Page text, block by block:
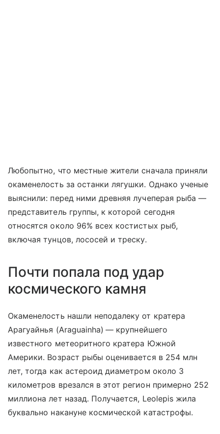
Любопытно, что местные жители сначала приняли
окаменелость за останки лягушки. Однако ученые
выяснили: перед ними древняя лучеперая рыба —
представитель группы, к которой сегодня
относятся около 96% всех костистых рыб,
включая тунцов, лососей и треску.
Почти попала под удар
космического камня
Окаменелость нашли неподалеку от кратера
Арагуайнья (Araguainha) — крупнейшего
известного метеоритного кратера Южной
Америки. Возраст рыбы оценивается в 254 млн
лет, тогда как астероид диаметром около 3
километров врезался в этот регион примерно 252
миллиона лет назад. Получается, Leolepis жила
буквально накануне космической катастрофы.